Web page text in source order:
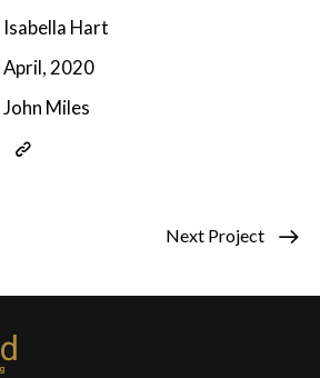
Isabella Hart
April, 2020
John Miles
Next Project